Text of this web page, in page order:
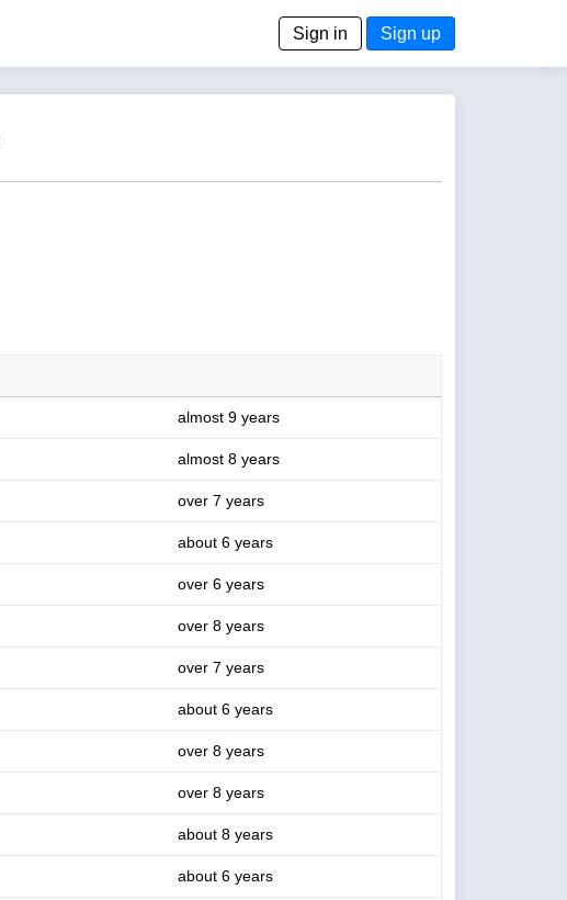
Sign in Sign up
almost 9 years
almost 8 years
over 7 years
about 6 years
over 6 years
over 8 years
over 7 years
about 6 years
over 8 years
over 8 years
about 8 years
about 6 years